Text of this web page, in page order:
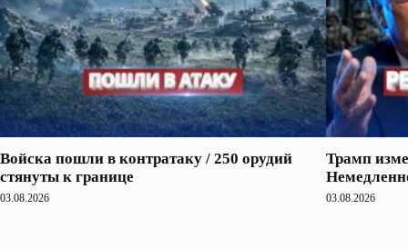
Войска пошли в контратаку / 250 орудий
стянуты к границе
03.08.2026
Трамп
03.08.2026